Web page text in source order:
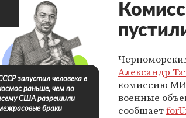
Александр
комиссию
военные
сообщает
запустил человека в
раньше, чем по
США разрешили
браки